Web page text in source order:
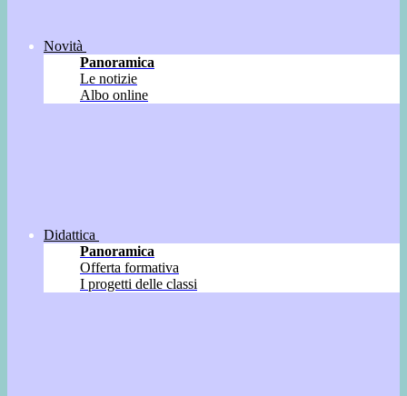
Novità
Panoramica
Le notizie
Albo online
Didattica
Panoramica
Offerta formativa
I progetti delle classi